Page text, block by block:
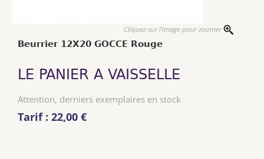
Cliquez sur l'image pour zoomer
Beurrier 12X20 GOCCE Rouge
LE PANIER A VAISSELLE
Attention, derniers exemplaires en stock
Tarif : 22,00 €